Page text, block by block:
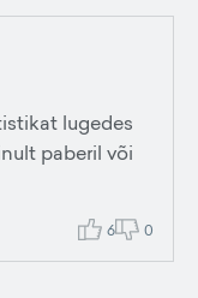
lugedes
paberil või
6 0